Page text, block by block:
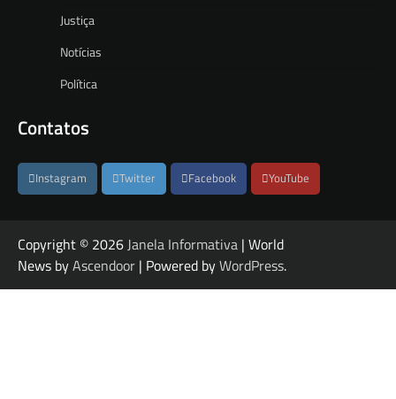
Justiça
Notícias
Política
Contatos
Instagram Twitter Facebook YouTube
Copyright © 2026Janela Informativa | World
News byAscendoor | Powered byWordPress.